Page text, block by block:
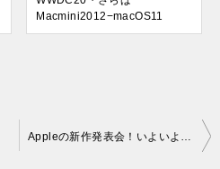
Macmini2012−macOS11
Appleの新作発表会！いよいよ新しいiPhoneが登場？